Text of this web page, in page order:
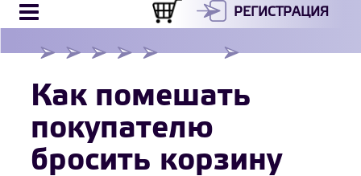
РЕГИСТРАЦИЯ
Как помешать
покупателю
бросить корзину